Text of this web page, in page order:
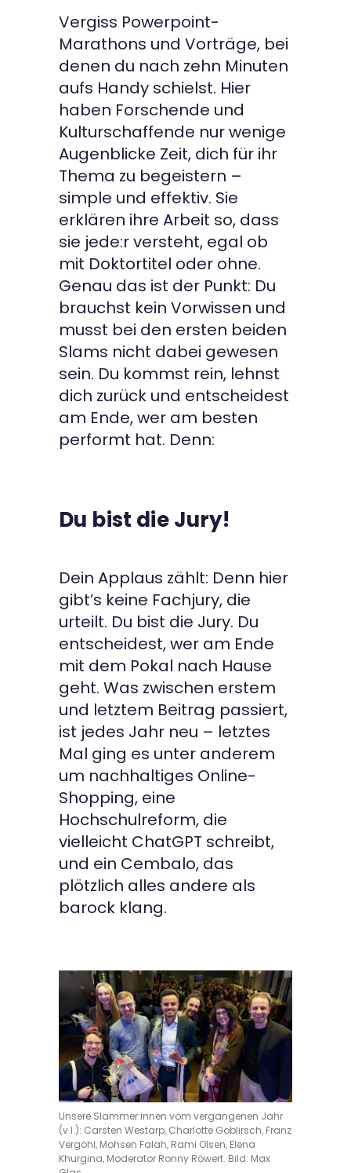
Vergiss Powerpoint-
Marathons und Vorträge, bei
denen du nach zehn Minuten
aufs Handy schielst. Hier
haben Forschende und
Kulturschaffende nur wenige
Augenblicke Zeit, dich für ihr
Thema zu begeistern –
simple und effektiv. Sie
erklären ihre Arbeit so, dass
sie jede:r versteht, egal ob
mit Doktortitel oder ohne.
Genau das ist der Punkt: Du
brauchst kein Vorwissen und
musst bei den ersten beiden
Slams nicht dabei gewesen
sein. Du kommst rein, lehnst
dich zurück und entscheidest
am Ende, wer am besten
performt hat. Denn:
Du bist die Jury!
Dein Applaus zählt: Denn hier
gibt’s keine Fachjury, die
urteilt. Du bist die Jury. Du
entscheidest, wer am Ende
mit dem Pokal nach Hause
geht. Was zwischen erstem
und letztem Beitrag passiert,
ist jedes Jahr neu – letztes
Mal ging es unter anderem
um nachhaltiges Online-
Shopping, eine
Hochschulreform, die
vielleicht ChatGPT schreibt,
und ein Cembalo, das
plötzlich alles andere als
barock klang.
Unsere Slammer:innen vom vergangenen Jahr
(v.l.): Carsten Westarp, Charlotte Goblirsch, Franz
Vergöhl, Mohsen Falah, Rami Olsen, Elena
Khurgina, Moderator Ronny Röwert. Bild: Max